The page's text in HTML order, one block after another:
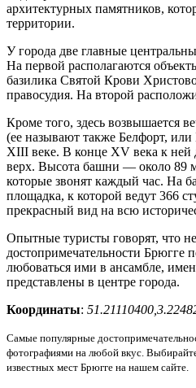
архитектурных памятников,
территории.
У города две главные
На первой располагаются
базилика Святой Крови
правосудия. На второй
Кроме того, здесь возвышается
(ее называют также Белфорт,
XIII веке. В конце XV века к ней
верх. Высота башни — около 89
которые звонят каждый час. На
площадка, к которой ведут 366
прекрасный вид на всю
Опытные туристы говорят, что
достопримечательности Брюгге
любоваться ими в ансамбле,
представлены в центре города.
Координаты:
Самые популярные
фотографиями на любой вкус.
известных мест Брюгге на нашем сайте.